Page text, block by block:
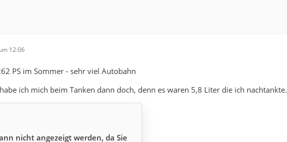
12:06
PS im Sommer - sehr viel Autobahn
ich mich beim Tanken dann doch, denn es waren 5,8 Liter die ich nachtankte.
nicht angezeigt werden, da Sie